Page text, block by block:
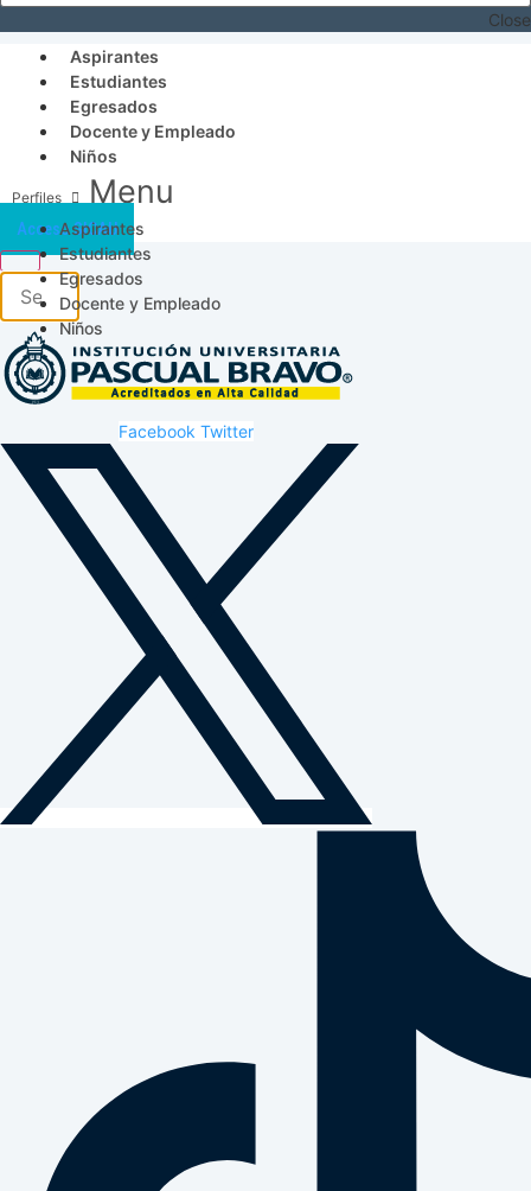
Close
Aspirantes
Estudiantes
Egresados
Docente y Empleado
Niños
Menu
Aspirantes
Estudiantes
Egresados
Docente y Empleado
Niños
Acceso SICAU
Facebook Twitter